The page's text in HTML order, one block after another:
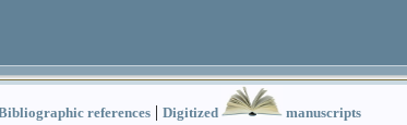
references | Digitized
manuscripts